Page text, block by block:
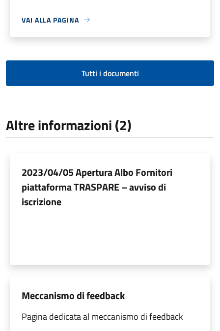
VAI ALLA PAGINA
Tutti i documenti
Altre informazioni (2)
2023/04/05 Apertura Albo Fornitori
piattaforma TRASPARE – avviso di
iscrizione
Meccanismo di feedback
Pagina dedicata al meccanismo di feedback